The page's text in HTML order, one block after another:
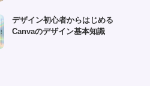
デザイン初心者からはじめる
Canvaのデザイン基本知識